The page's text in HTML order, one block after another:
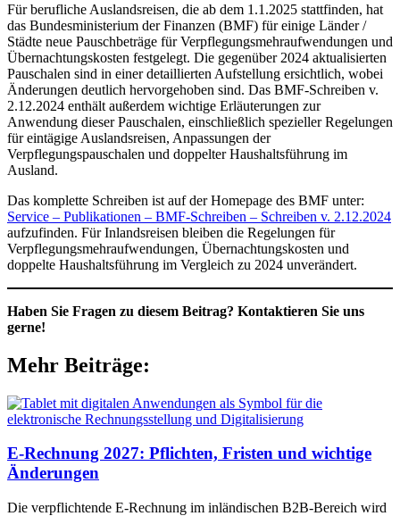
Für berufliche Auslandsreisen, die ab dem 1.1.2025 stattfinden, hat
das Bundesministerium der Finanzen (BMF) für einige Länder /
Städte neue Pauschbeträge für Verpflegungsmehraufwendungen und
Übernachtungskosten festgelegt. Die gegenüber 2024 aktualisierten
Pauschalen sind in einer detaillierten Aufstellung ersichtlich, wobei
Änderungen deutlich hervorgehoben sind. Das BMF-Schreiben v.
2.12.2024 enthält außerdem wichtige Erläuterungen zur
Anwendung dieser Pauschalen, einschließlich spezieller Regelungen
für eintägige Auslandsreisen, Anpassungen der
Verpflegungspauschalen und doppelter Haushaltsführung im
Ausland.
Das komplette Schreiben ist auf der Homepage des BMF unter:
Service – Publikationen – BMF-Schreiben – Schreiben v. 2.12.2024
aufzufinden. Für Inlandsreisen bleiben die Regelungen für
Verpflegungsmehraufwendungen, Übernachtungskosten und
doppelte Haushaltsführung im Vergleich zu 2024 unverändert.
Haben Sie Fragen zu diesem Beitrag? Kontaktieren Sie uns
gerne!
Mehr Beiträge:
E-Rechnung 2027: Pflichten, Fristen und wichtige
Änderungen
Die verpflichtende E-Rechnung im inländischen B2B-Bereich wird